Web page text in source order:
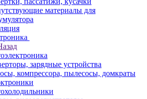
материалы для
зарядные устройства
компрессора, пылесосы, домкраты